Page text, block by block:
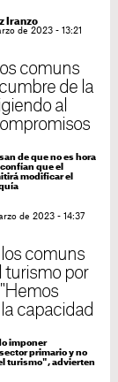
Iranzo
de 2023 - 13:21
comuns
de la
al
de que no es hora
que el
modificar el
de 2023 - 14:37
comuns
turismo por
capacidad
imponer
primario y no
turismo", advierten